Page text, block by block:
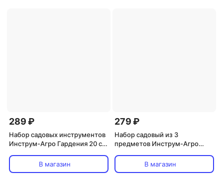
289 ₽
Набор садовых инструментов
Инструм-Агро Гардения 20 см
малые с пластик.ручкой)
В магазин
279 ₽
Набор садовый из 3
предметов Инструм-Агро
В магазин